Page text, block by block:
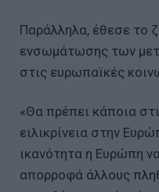
Παράλληλα, έθεσε το
ενσωμάτωσης των
στις ευρωπαϊκές
«Θα πρέπει κάποια
ειλικρίνεια στην
ικανότητα η Ευρώπη
απορροφά άλλους